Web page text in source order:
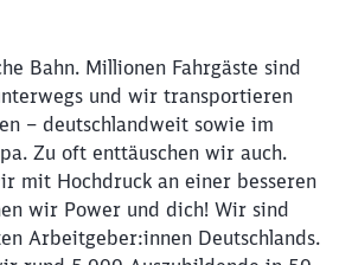
Bahn. Millionen Fahrgäste sind
und wir transportieren
– deutschlandweit sowie im
Zu oft enttäuschen wir auch.
mit Hochdruck an einer besseren
wir Power und dich! Wir sind
Arbeitgeber:innen Deutschlands.